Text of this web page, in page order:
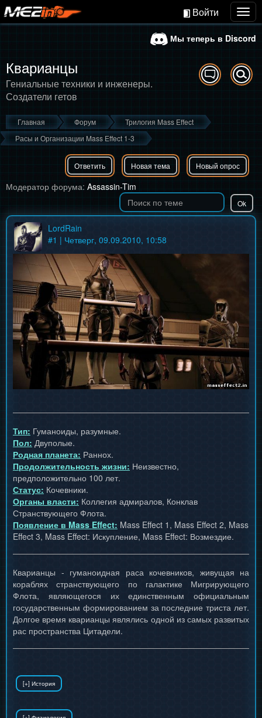
Войти
Мы теперь в Discord
Кварианцы
Гениальные техники и инженеры.
Создатели гетов
Главная Форум
Трилогия Mass Effect
Расы и Организации Mass Effect 1-3
Ответить Новая тема Новый опрос
Модератор форума: Assassin-Tim
LordRain
#1 | Четверг, 09.09.2010, 10:58
Тип: Гуманоиды, разумные.
Пол: Двуполые.
Родная планета: Раннох.
Продолжительность жизни: Неизвестно,
предположительно 100 лет.
Статус: Кочевники.
Органы власти: Коллегия адмиралов, Конклав
Странствующего Флота.
Появление в Mass Effect: Mass Effect 1, Mass Effect 2, Mass
Effect 3, Mass Effect: Искупление, Mass Effect: Возмездие.
Кварианцы - гуманоидная раса кочевников, живущая на
кораблях странствующего по галактике Мигрирующего
Флота, являющегося их единственным официальным
государственным формированием за последние триста лет.
Долгое время кварианцы являлись одной из самых развитых
рас пространства Цитадели.